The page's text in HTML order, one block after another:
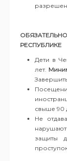
РЕСПУБЛИКЕ
Дети в
лет. М
свыше 90
Не
защиты